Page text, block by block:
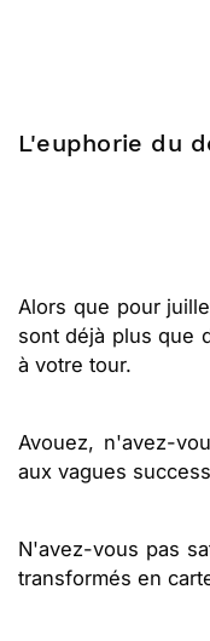
L'euphorie du
Alors que pour
sont déjà plus que
à votre tour.
Avouez, n'avez-
aux vagues
N'avez-vous pas
transformés en